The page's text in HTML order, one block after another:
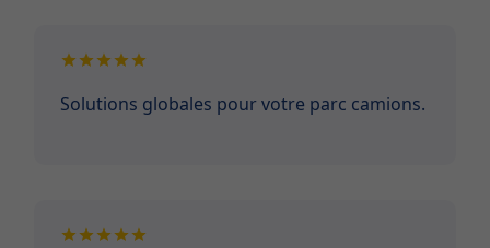
Solutions globales pour votre parc camions.